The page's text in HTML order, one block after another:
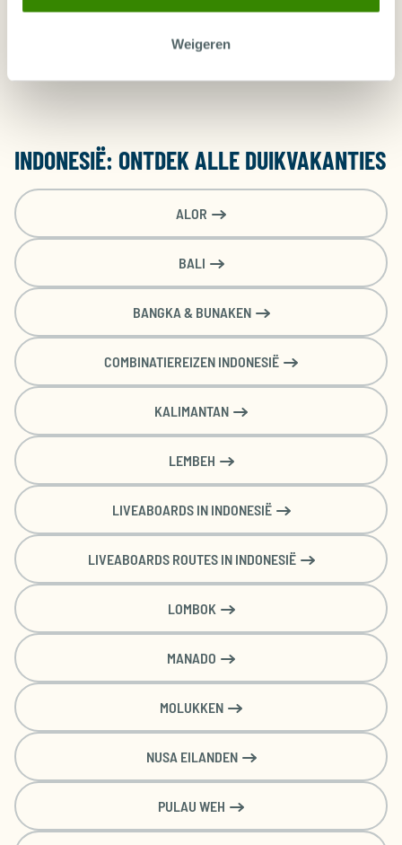
Weigeren
3 bootduiken per dag - 6
INDONESIË: ONTDEK ALLE DUIKVAKANTIES
ALOR
BALI
BANGKA & BUNAKEN
COMBINATIEREIZEN INDONESIË
KALIMANTAN
LEMBEH
LIVEABOARDS IN INDONESIË
LIVEABOARDS ROUTES IN INDONESIË
LOMBOK
MANADO
MOLUKKEN
NUSA EILANDEN
PULAU WEH